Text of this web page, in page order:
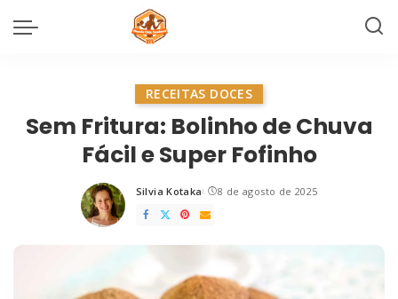
RECEITAS DOCES
Sem Fritura: Bolinho de Chuva
Fácil e Super Fofinho
Posted
by
Silvia Kotaka 8 de agosto de 2025